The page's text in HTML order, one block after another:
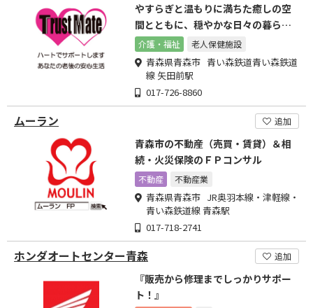
やすらぎと温もりに満ちた癒しの空
間とともに、穏やかな日々の暮らし
をサポート
介護・福祉 老人保健施設
青森県青森市 青い森鉄道青い森鉄道
線 矢田前駅
017-726-8860
ムーラン 追加
青森市の不動産（売買・賃貸）＆相
続・火災保険のＦＰコンサル
不動産 不動産業
青森県青森市 JR奥羽本線・津軽線・
青い森鉄道線 青森駅
017-718-2741
ホンダオートセンター青森 追加
『販売から修理までしっかりサポー
ト！』